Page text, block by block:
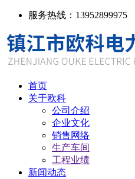
服务热线：13952899975
首页
关于欧科
公司介绍
企业文化
销售网络
生产车间
工程业绩
新闻动态